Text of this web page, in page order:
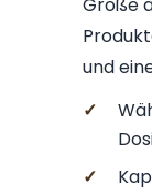
und
✓
✓